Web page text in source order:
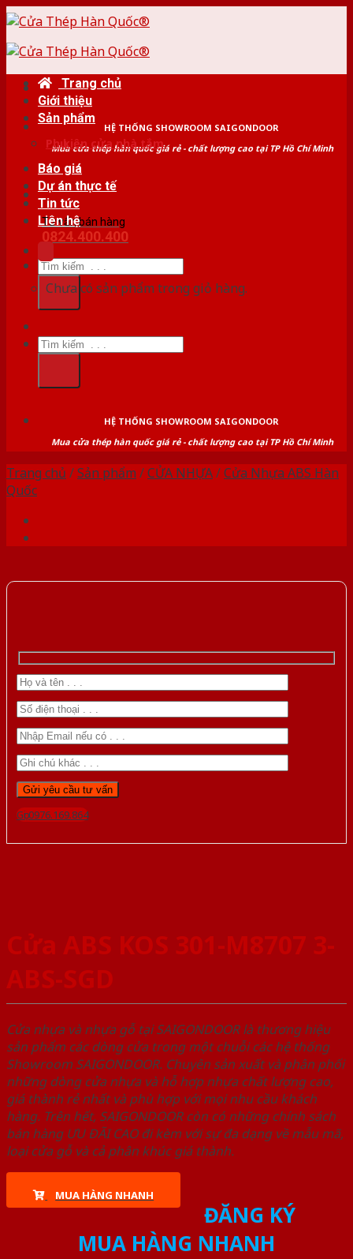
Skip
content
HỆ THỐNG SHOWROOM SAIGONDOOR
Mua cửa thép hàn quốc giá rẻ - chất lượng cao tại TP Hồ Chí Minh
Tư vấn bán hàng
0824.400.400
Tìm
kiếm:
Trang chủ
Giới thiệu
Sản phẩm
Phụ kiện cửa nhà tắm
Báo giá
Dự án thực tế
Tin tức
Liên hệ
Chưa có sản phẩm trong giỏ hàng.
Tìm
kiếm:
HỆ THỐNG SHOWROOM SAIGONDOOR
Mua cửa thép hàn quốc giá rẻ - chất lượng cao tại TP Hồ Chí Minh
Trang chủ /Sản phẩm /CỬA NHỰA/Cửa Nhựa ABS Hàn
Quốc
Gọi 0976.169.864
Cửa ABS KOS 301-M8707 3-
ABS-SGD
Cửa nhựa và nhựa gỗ tại SAIGONDOOR là thương hiệu
sản phẩm các dòng cửa trong một chuỗi các hệ thống
Showroom SAIGONDOOR. Chuyên sản xuất và phân phối
những dòng cửa nhựa và hỗ hợp nhựa chất lượng cao,
giá thành rẻ nhất và phù hợp với mọi nhu cầu khách
hàng. Trên hết, SAIGONDOOR còn có những chính sách
bán hàng ƯU ĐÃI CAO đi kèm với sự đa dạng về mẫu mã,
loại cửa gỗ và cả phân khúc giá thành.
MUA HÀNG NHANH
ĐĂNG KÝ
MUA HÀNG NHANH